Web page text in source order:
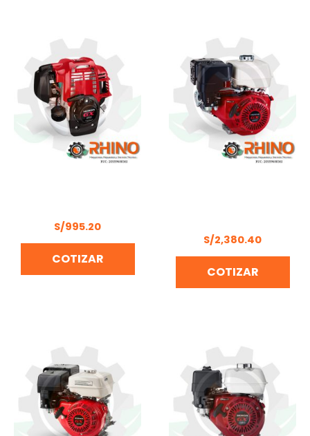
S/995.20
COTIZAR
S/2,380.40
COTIZAR